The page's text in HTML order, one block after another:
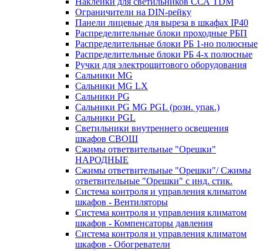
Ограничители на DIN-рейку
Панели лицевые для выреза в шкафах IP40
Распределительные блоки проходные РБП
Распределительные блоки РБ 1-но полюсные
Распределительные блоки РБ 4-х полюсные
Ручки для электрощитового оборудования
Сальники MG
Сальники MG LX
Сальники PG
Сальники PG MG PGL (розн. упак.)
Сальники PGL
Светильники внутреннего освещения
шкафов СВОШ
Сжимы ответвительные "Орешки"
НАРОДНЫЕ
Сжимы ответвительные "Орешки"/ Сжимы
ответвительные "Орешки" с инд. стик.
Система контроля и управления климатом
шкафов - Вентиляторы
Система контроля и управления климатом
шкафов - Компенсаторы давления
Система контроля и управления климатом
шкафов - Обогреватели